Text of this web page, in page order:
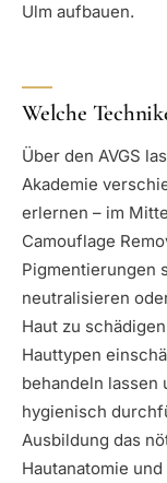
Ulm aufbauen.
Welche
Über den AVGS
Akademie
erlernen – im
Camouflage
Pigmentierungen
neutralisieren
Haut zu
Hauttypen
behandeln lassen
hygienisch
Ausbildung das
Hautanatomie